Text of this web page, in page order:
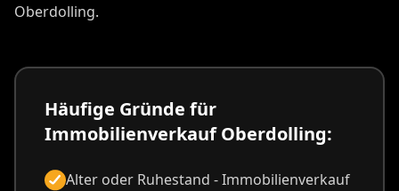
Oberdolling.
Häufige Gründe für
Immobilienverkauf Oberdolling:
Alter oder Ruhestand - Immobilienverkauf